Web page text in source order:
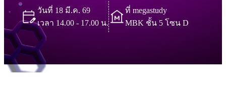
วันที่ 18 มี.ค. 69
เวลา 14.00 - 17.00 น.
ที่ megastudy
MBK ชั้น 5 โซน D